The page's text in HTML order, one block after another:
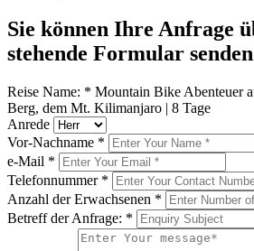
Sie können Ihre Anfrage
stehende Formular
Reise Name: * Mountain Bike Abenteuer
Berg, dem Mt. Kilimanjaro | 8 Tage
Anrede
Vor-Nachname *
e-Mail *
Telefonnummer *
Anzahl der Erwachsenen *
Betreff der Anfrage: *